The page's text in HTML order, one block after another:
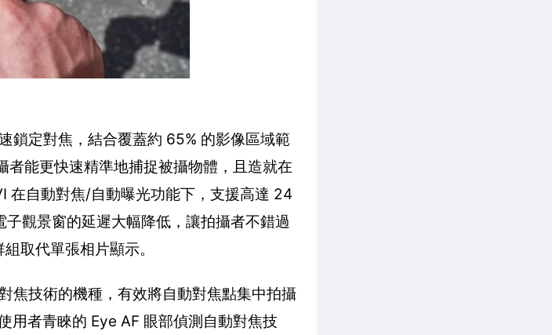
定對焦，結合覆蓋約 65% 的影像區域範
能更快速精準地捕捉被攝物體，且造就在
在自動對焦/自動曝光功能下，支援高達 24
觀景窗的延遲大幅降低，讓拍攝者不錯過
取代單張相片顯示。
技術的機種，有效將自動對焦點集中拍攝
用者青睞的 Eye AF 眼部偵測自動對焦技